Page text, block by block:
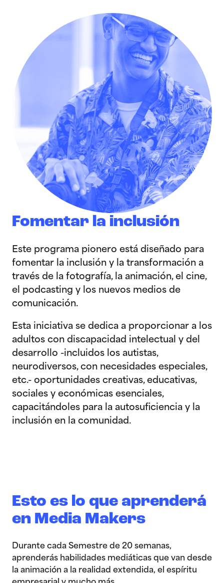
Fomentar la inclusión
Este programa pionero está diseñado para
fomentar la inclusión y la transformación a
través de la fotografía, la animación, el cine,
el podcasting y los nuevos medios de
comunicación.
Esta iniciativa se dedica a proporcionar a los
adultos con discapacidad intelectual y del
desarrollo -incluidos los autistas,
neurodiversos, con necesidades especiales,
etc.- oportunidades creativas, educativas,
sociales y económicas esenciales,
capacitándoles para la autosuficiencia y la
inclusión en la comunidad.
Esto es lo que aprenderá
en Media Makers
Durante cada Semestre de 20 semanas,
aprenderás habilidades mediáticas que van desde
la animación a la realidad extendida, el espíritu